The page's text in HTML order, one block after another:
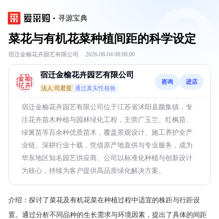
寻源宝典
菜花与有机花菜种植间距的科学设定
宿迁金榆花卉园艺有限公司 · 2026-08-04 08:00:00
宿迁金榆花卉园艺有限公司
法人:司君亚 通过真实性核验
咨询 进店
宿迁金榆花卉园艺有限公司位于江苏省沭阳县颜集镇，专
注花卉苗木种植与园林绿化工程，主营广玉兰、红枫苗、
绿篱苗等百余种优质苗木，覆盖景观设计、施工养护全产
业链。深耕行业十载，凭借原产地直供与专业服务，成为
华东地区知名园艺供应商。公司以标准化种植与创新设计
为核心，持续为客户提供高品质绿化解决方案。
介绍： 探讨了菜花及有机花菜在种植过程中适宜的株距与行距设
置。通过分析不同品种的生长需求与环境因素，提出了具体的间距